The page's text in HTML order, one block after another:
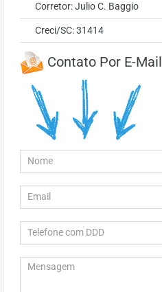
Corretor: Julio C. Baggio
Creci/SC: 31414
Contato Por E-Mail